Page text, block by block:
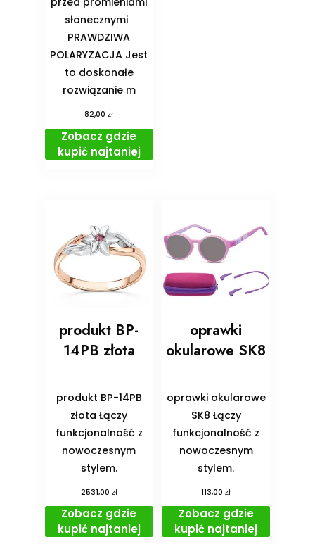
słonecznymi
PRAWDZIWA
POLARYZACJA Jest
to doskonałe
rozwiązanie m
82,00zł
Zobacz gdzie
kupić najtaniej
produkt BP-
14PB złota
produkt BP-14PB
złota Łączy
funkcjonalność z
nowoczesnym
stylem.
2531,00 zł
Zobacz gdzie
kupić najtaniej
oprawki
okularowe SK8
oprawki okularowe
SK8 Łączy
funkcjonalność z
nowoczesnym
stylem.
113,00zł
Zobacz gdzie
kupić najtaniej